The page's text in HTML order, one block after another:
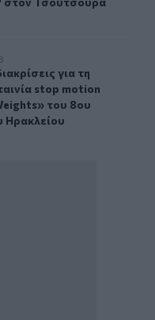
ταινία stop
για τη
για τη
stop motion
του 8ου
Ηρακλείου